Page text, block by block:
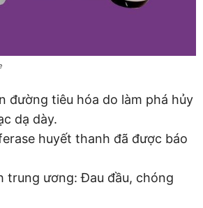
đường tiêu hóa do làm phá hủy
dạ dày.
huyết thanh đã được báo
trung ương: Đau đầu, chóng